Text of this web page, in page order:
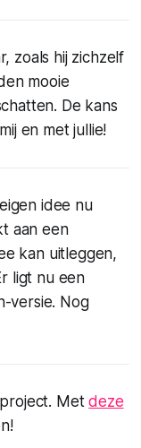
zoals hij zichzelf
mooie
De kans
en met jullie!
idee nu
aan een
kan uitleggen,
ligt nu een
versie. Nog
Metdeze